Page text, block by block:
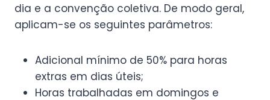
dia e a convenção coletiva. De modo geral,
aplicam-se os seguintes parâmetros:
Adicional mínimo de 50% para horas
extras em dias úteis;
Horas trabalhadas em domingos e